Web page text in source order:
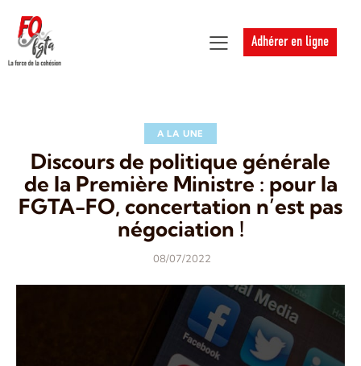
Adhérer en ligne
A LA UNE
Discours de politique générale
de la Première Ministre : pour la
FGTA-FO, concertation n’est pas
négociation !
08/07/2022